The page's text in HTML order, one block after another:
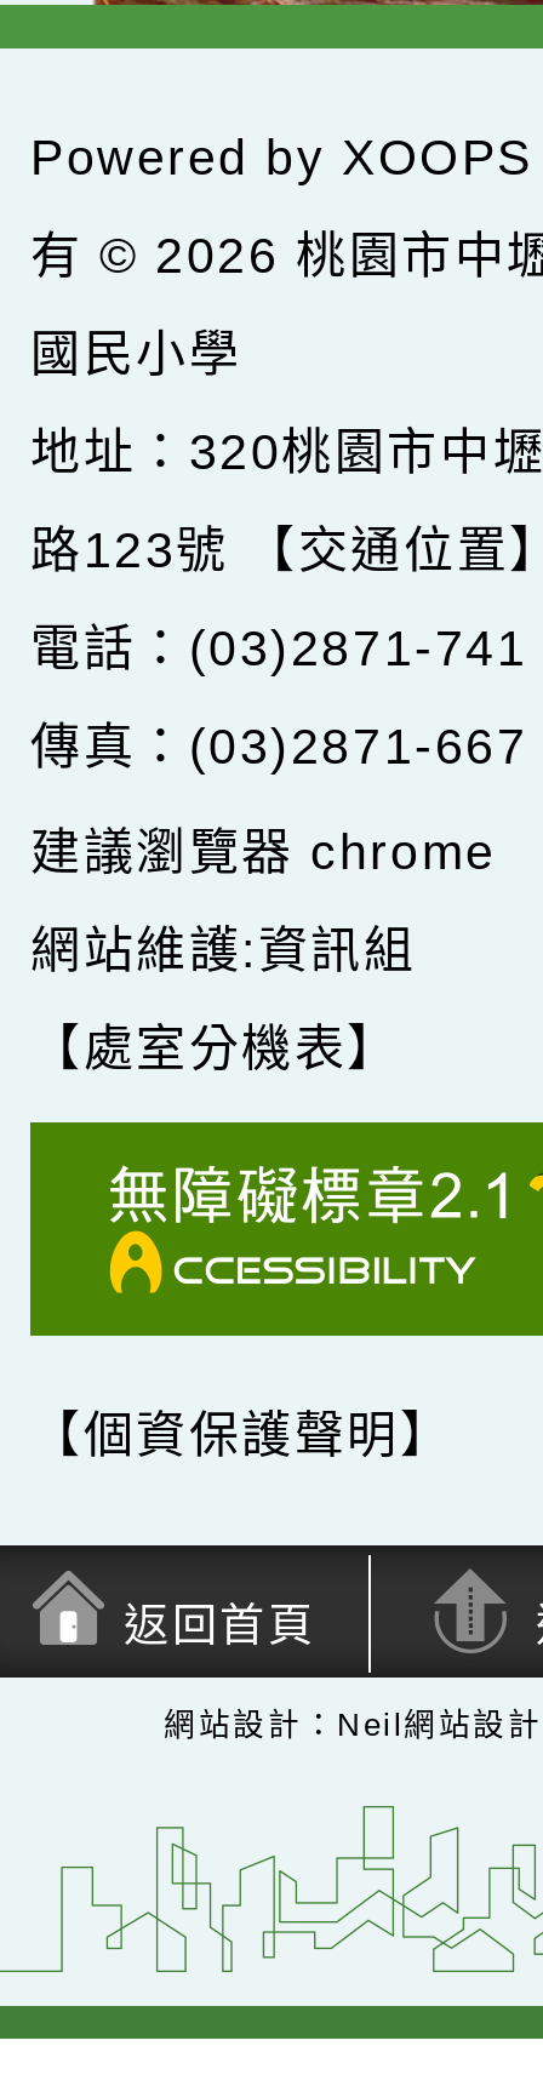
Powered by XOOPS
有 © 2026 桃園市中
國民小學
地址：320桃園市中
路123號
【交通位置
電話：(03)2871-741
傳真：(03)2871-667
建議瀏覽器 chrome
網站維護:資訊組
【處室分機表】
【個資保護聲明】
返回首頁
網站設計：Neil網站設